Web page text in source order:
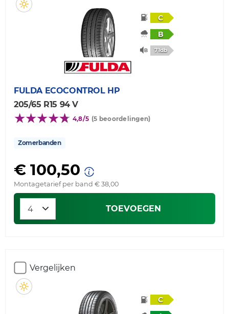
C
B
71db
FULDA ECOCONTROL HP
205/65 R15 94 V
4,8/5 (5 beoordelingen)
Zomerbanden
€ 100,50
Montagetarief per band € 38,00
TOEVOEGEN
Vergelijken
C